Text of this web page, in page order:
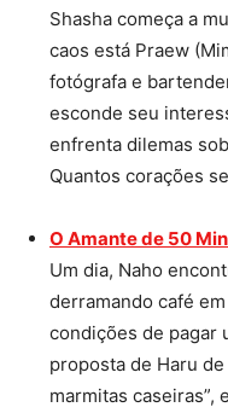
Shasha começa a
caos está Praew
fotógrafa e
esconde seu
enfrenta dilemas
Quantos corações
O Amante de 50
Um dia, Naho
derramando café
condições de pagar
proposta de Haru
marmitas caseiras”,